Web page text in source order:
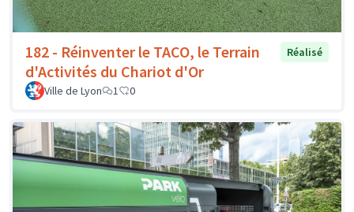
182 - Réinventer le TACO, le Terrain
d'Activités du Chariot d'Or
Réalisé
Ville de Lyon 1 0